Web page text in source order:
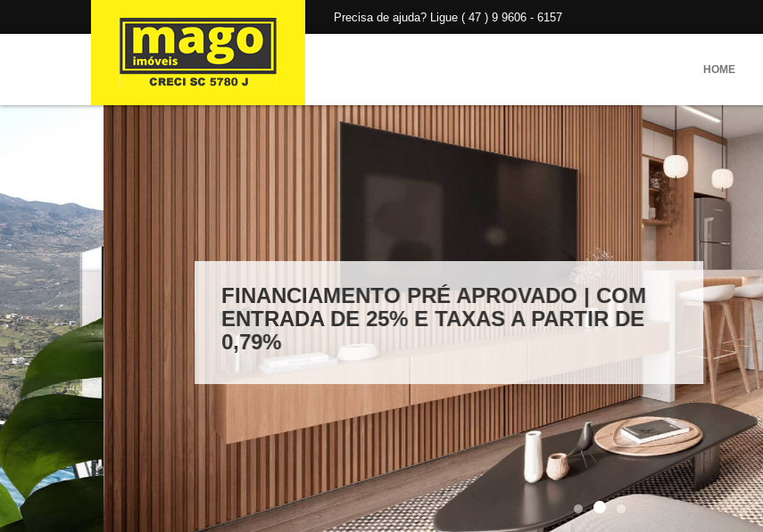
Precisa de ajuda? Ligue ( 47 ) 9 9606 - 6157
HOME
FINANCIAMENTO PRÉ APROVADO | COM
ENTRADA DE 25% E TAXAS A PARTIR DE